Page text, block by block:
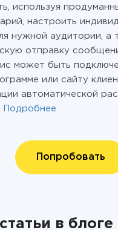
используя
настроить
нужной аудитории, а
отправку
может быть
или сайту
автоматической
Подробнее
Попробовать
в блоге